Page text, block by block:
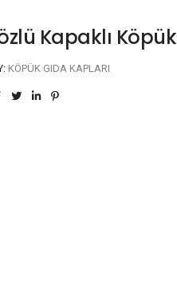
Kapaklı Köpük
KÖPÜK GIDA KAPLARI